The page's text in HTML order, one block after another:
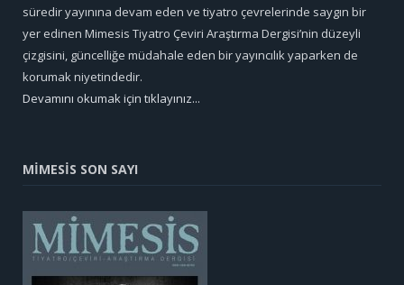
süredir yayınına devam eden ve tiyatro çevrelerinde saygın bir
yer edinen Mimesis Tiyatro Çeviri Araştırma Dergisi’nin düzeyli
çizgisini, güncelliğe müdahale eden bir yayıncılık yaparken de
korumak niyetindedir.
Devamını okumak için tıklayınız...
MİMESİS SON SAYI